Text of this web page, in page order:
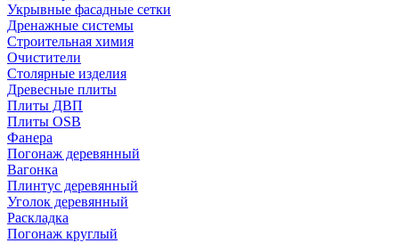
Укрывные фасадные сетки
Дренажные системы
Строительная химия
Очистители
Столярные изделия
Древесные плиты
Плиты ДВП
Плиты OSB
Фанера
Погонаж деревянный
Вагонка
Плинтус деревянный
Уголок деревянный
Раскладка
Погонаж круглый